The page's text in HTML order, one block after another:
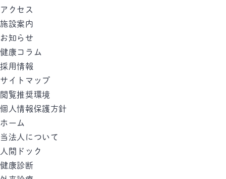
アクセス
施設案内
お知らせ
健康コラム
採用情報
サイトマップ
閲覧推奨環境
個人情報保護方針
ホーム
当法人について
人間ドック
健康診断